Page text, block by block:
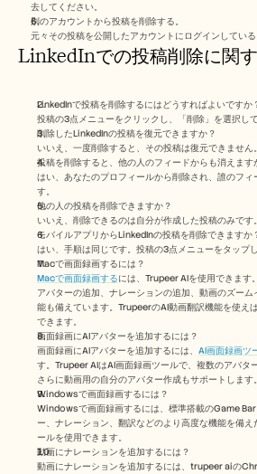
去してください。
別のアカウントから投稿を削除する。
元々その投稿を公開したアカウントにログインしている
LinkedInでの投稿削除に関
LinkedInで投稿を削除するにはどうすればよいですか
投稿の3点メニューをクリックし、「削除」を選択して
削除したLinkedInの投稿を復元できますか？
いいえ、一度削除すると、その投稿は復元できません。
投稿を削除すると、他の人のフィードからも消えます
はい、あなたのプロフィールから削除され、誰のフィ
す。
他の人の投稿を削除できますか？
いいえ、削除できるのは自分が作成した投稿のみです。
モバイルアプリからLinkedInの投稿を削除できますか
はい、手順は同じです。投稿の3点メニューをタップ
Macで画面録画するには？
Macで画面録画するには、Trupeer AIを使用できます
アバターの追加、ナレーションの追加、動画のズー
能も備えています。TrupeerのAI動画翻訳機能を使え
できます。
画面録画にAIアバターを追加するには？
画面録画にAIアバターを追加するには、 AI画面録画ツ
す。Trupeer AIはAI画面録画ツールで、複数のアバタ
さらに動画用の自分のアバター作成もサポートします。
Windowsで画面録画するには？
Windowsで画面録画するには、標準搭載のGame
ー、ナレーション、翻訳などのより高度な機能を備
ールを使用できます。
動画にナレーションを追加するには？
動画にナレーションを追加するには、trupeer aiの